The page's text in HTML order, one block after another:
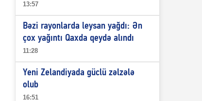
13:57
Bəzi rayonlarda leysan yağdı: Ən
çox yağıntı Qaxda qeydə alındı
11:28
Yeni Zelandiyada güclü zəlzələ
olub
16:51